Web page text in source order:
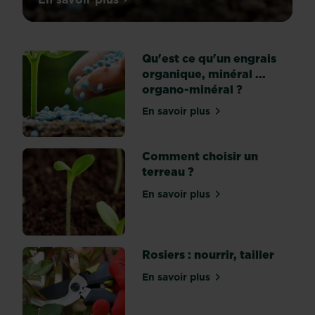
?
engraisser
?
Il
est
vrai
que
terme
est
peu
trompeur:
engrais,
engraisser…
En
sur Quel type d'engrais choisir :
Qu'est ce qu'un engrais
organique, minéral ...
organo-minéral ?
En savoir plussur Qu'est ce qu'un
Comment choisir un
terreau ?
En savoir plussur Comment choisir un
Rosiers : nourrir, tailler
En savoir plussur Rosiers : nourrir, tailler